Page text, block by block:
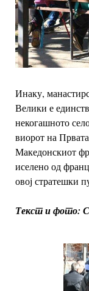
Инаку,
Велики е
некогашното
виорот на
Македонскиот
иселено од
овој стратешки
Текст и фото: